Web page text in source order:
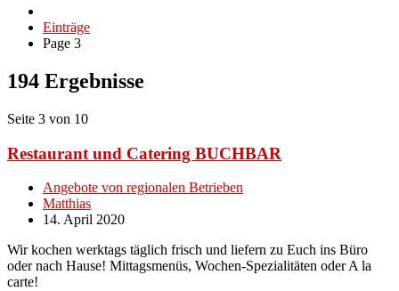
Einträge
Page 3
194 Ergebnisse
Seite 3 von 10
Restaurant und Catering BUCHBAR
Angebote von regionalen Betrieben
Matthias
14. April 2020
Wir kochen werktags täglich frisch und liefern zu Euch ins Büro
oder nach Hause! Mittagsmenüs, Wochen-Spezialitäten oder A la
carte!